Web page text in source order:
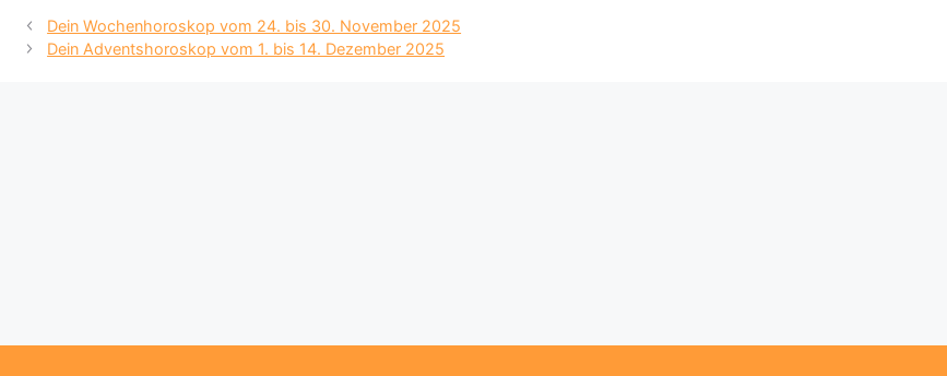
Dein Wochenhoroskop vom 24. bis 30. November 2025
Dein Adventshoroskop vom 1. bis 14. Dezember 2025